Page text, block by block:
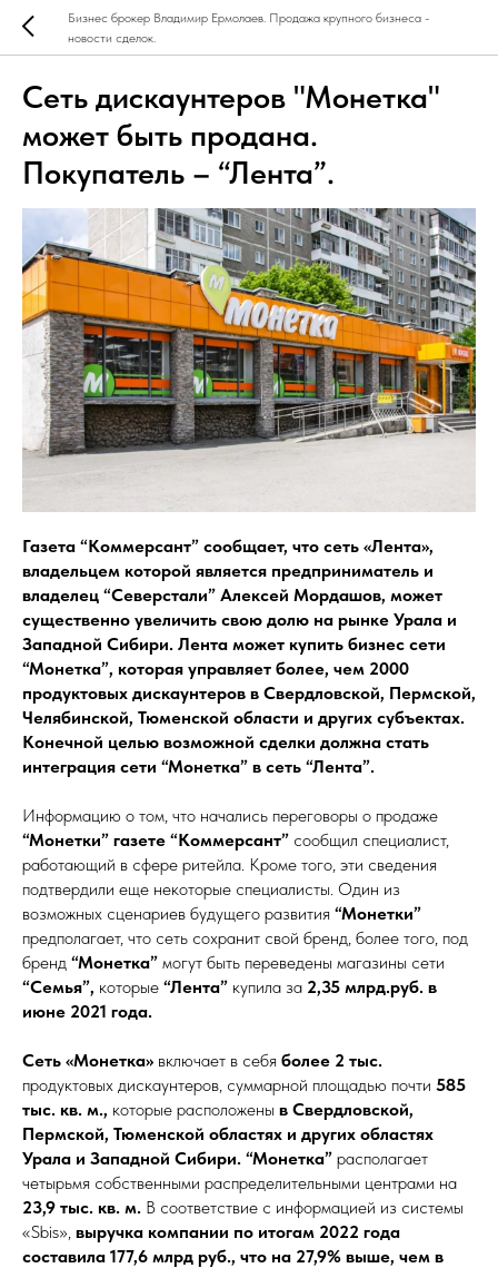
Бизнес брокер Владимир Ермолаев. Продажа крупного бизнеса -
новости сделок.
Cеть дискаунтеров "Монетка"
может быть продана.
Покупатель – “Лента”.
Газета “Коммерсант” сообщает, что сеть «Лента»,
владельцем которой является предприниматель и
владелец “Северстали” Алексей Мордашов, может
существенно увеличить свою долю на рынке Урала и
Западной Сибири. Лента может купить бизнес сети
“Монетка”, которая управляет более, чем 2000
продуктовых дискаунтеров в Свердловской, Пермской,
Челябинской, Тюменской области и других субъектах.
Конечной целью возможной сделки должна стать
интеграция сети “Монетка” в сеть “Лента”.
Информацию о том, что начались переговоры о продаже
“Монетки” газете “Коммерсант” сообщил специалист,
работающий в сфере ритейла. Кроме того, эти сведения
подтвердили еще некоторые специалисты. Один из
возможных сценариев будущего развития “Монетки”
предполагает, что сеть сохранит свой бренд, более того, под
бренд “Монетка” могут быть переведены магазины сети
“Cемья”, которые “Лента” купила за 2,35 млрд.руб. в
июне 2021 года.
Сеть «Монетка» включает в себя более 2 тыс.
продуктовых дискаунтеров, суммарной площадью почти 585
тыс. кв. м., которые расположены в Свердловской,
Пермской, Тюменской областях и других областях
Урала и Западной Сибири. “Монетка” располагает
четырьмя собственными распределительными центрами на
23,9 тыс. кв. м. В соответствие с информацией из системы
«Sbis», выручка компании по итогам 2022 года
составила 177,6 млрд руб., что на 27,9% выше, чем в